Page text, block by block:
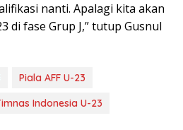
nanti. Apalagi kita akan
di fase Grup J,” tutup Gusnul
Piala AFF U-23
Indonesia U-23